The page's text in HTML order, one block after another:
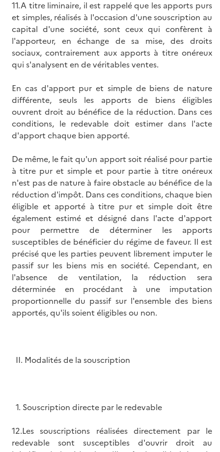
11.A titre liminaire, il est rappelé que les apports purs
et simples, réalisés à l'occasion d'une souscription au
capital d'une société, sont ceux qui confèrent à
l'apporteur, en échange de sa mise, des droits
sociaux, contrairement aux apports à titre onéreux
qui s'analysent en de véritables ventes.
En cas d'apport pur et simple de biens de nature
différente, seuls les apports de biens éligibles
ouvrent droit au bénéfice de la réduction. Dans ces
conditions, le redevable doit estimer dans l'acte
d'apport chaque bien apporté.
De même, le fait qu'un apport soit réalisé pour partie
à titre pur et simple et pour partie à titre onéreux
n'est pas de nature à faire obstacle au bénéfice de la
réduction d'impôt. Dans ces conditions, chaque bien
éligible et apporté à titre pur et simple doit être
également estimé et désigné dans l'acte d'apport
pour permettre de déterminer les apports
susceptibles de bénéficier du régime de faveur. Il est
précisé que les parties peuvent librement imputer le
passif sur les biens mis en société. Cependant, en
l'absence de ventilation, la réduction sera
déterminée en procédant à une imputation
proportionnelle du passif sur l'ensemble des biens
apportés, qu'ils soient éligibles ou non.
II. Modalités de la souscription
1. Souscription directe par le redevable
12.Les souscriptions réalisées directement par le
redevable sont susceptibles d'ouvrir droit au